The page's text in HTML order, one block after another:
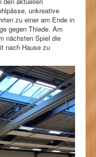
unkreative
zu einer am Ende in
gegen Thiede. Am
nächsten Spiel die
nach Hause zu